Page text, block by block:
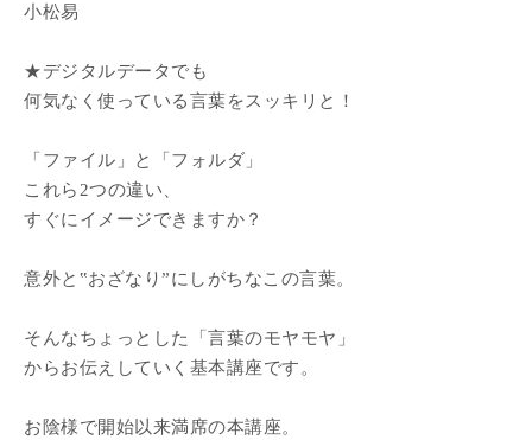
小松易
★デジタルデータでも
何気なく使っている言葉をスッキリと！
「ファイル」と「フォルダ」
これら2つの違い、
すぐにイメージできますか？
意外と‟おざなり”にしがちなこの言葉。
そんなちょっとした「言葉のモヤモヤ」
からお伝えしていく基本講座です。
お陰様で開始以来満席の本講座。